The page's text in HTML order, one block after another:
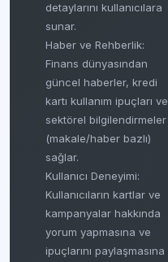
detaylarını kullanıcılara
sunar.
Haber ve Rehberlik:
Finans dünyasından
güncel haberler, kredi
kartı kullanım ipuçları ve
sektörel bilgilendirmeler
(makale/haber bazlı)
sağlar.
Kullanıcı Deneyimi:
Kullanıcıların kartlar ve
kampanyalar hakkında
yorum yapmasına ve
ipuçlarını paylaşmasına